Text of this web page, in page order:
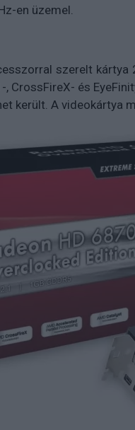
en üzemel.
szerelt kártya
CrossFireX- és
került. A videokártya